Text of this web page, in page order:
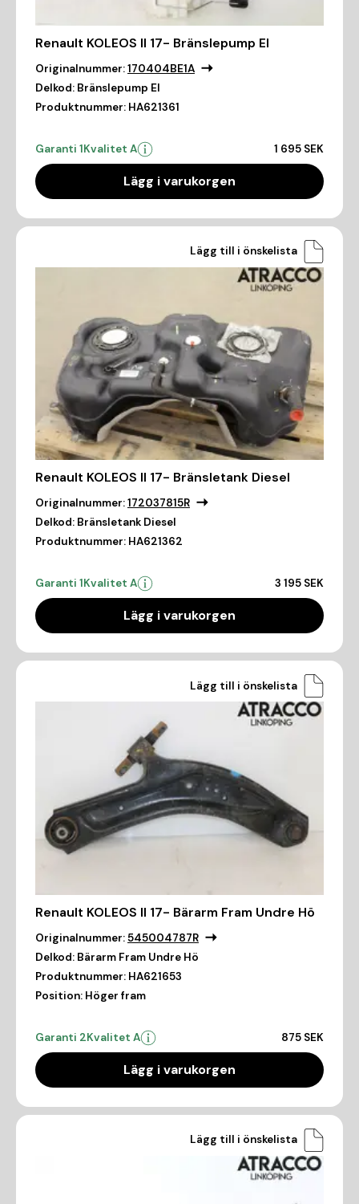
Renault KOLEOS II 17- Bränslepump El
Originalnummer:170404BE1A
Delkod: Bränslepump El
Produktnummer: HA621361
Garanti 1Kvalitet A 1 695 SEK
Lägg i varukorgen
Lägg till i önskelista
Renault KOLEOS II 17- Bränsletank Diesel
Originalnummer:172037815R
Delkod: Bränsletank Diesel
Produktnummer: HA621362
Garanti 1Kvalitet A 3 195 SEK
Lägg i varukorgen
Lägg till i önskelista
Renault KOLEOS II 17- Bärarm Fram Undre Hö
Originalnummer:545004787R
Delkod: Bärarm Fram Undre Hö
Produktnummer: HA621653
Position: Höger fram
Garanti 2Kvalitet A 875 SEK
Lägg i varukorgen
Lägg till i önskelista